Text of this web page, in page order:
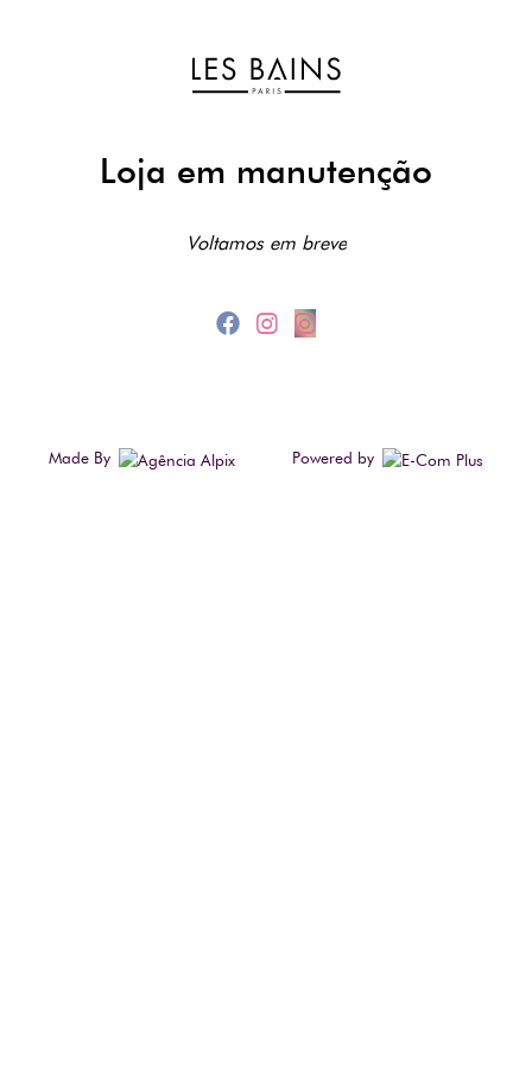
Loja em manutenção
Voltamos em breve
Made By Powered by